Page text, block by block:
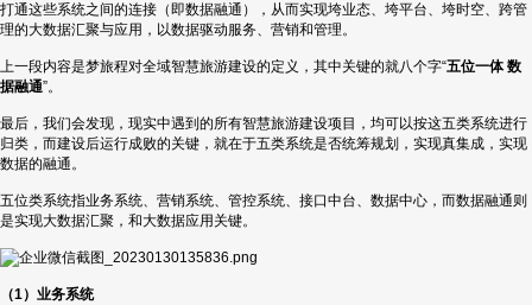
打通这些系统之间的连接（即数据融通），从而实现垮业态、垮平台、垮时空、跨管
理的大数据汇聚与应用，以数据驱动服务、营销和管理。
上一段内容是梦旅程对全域智慧旅游建设的定义，其中关键的就八个字“五位一体 数
据融通”。
最后，我们会发现，现实中遇到的所有智慧旅游建设项目，均可以按这五类系统进行
归类，而建设后运行成败的关键，就在于五类系统是否统筹规划，实现真集成，实现
数据的融通。
五位类系统指业务系统、营销系统、管控系统、接口中台、数据中心，而数据融通则
是实现大数据汇聚，和大数据应用关键。
（1）业务系统